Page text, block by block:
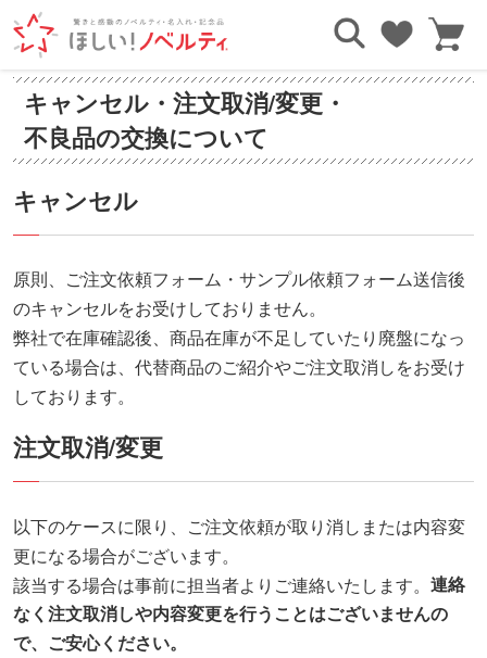
TOP ご利用ガイド キャンセル・注文取消について
キャンセル・注文取消/変更・
不良品の交換について
キャンセル
原則、ご注文依頼フォーム・サンプル依頼フォーム送信後
のキャンセルをお受けしておりません。
弊社で在庫確認後、商品在庫が不足していたり廃盤になっ
ている場合は、代替商品のご紹介やご注文取消しをお受け
しております。
注文取消/変更
以下のケースに限り、ご注文依頼が取り消しまたは内容変
更になる場合がございます。
該当する場合は事前に担当者よりご連絡いたします。 連絡
なく注文取消しや内容変更を行うことはございませんの
で、ご安心ください。